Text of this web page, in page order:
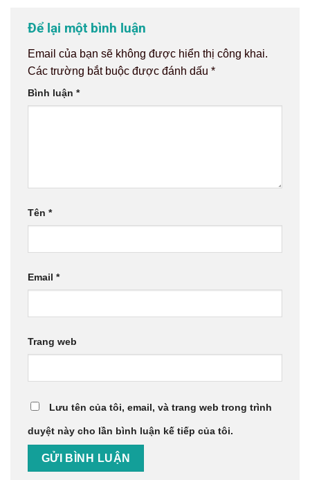
Để lại một bình luận
Email của bạn sẽ không được hiển thị công khai.
Các trường bắt buộc được đánh dấu *
Bình luận *
Tên *
Email *
Trang web
Lưu tên của tôi, email, và trang web trong trình
duyệt này cho lần bình luận kế tiếp của tôi.